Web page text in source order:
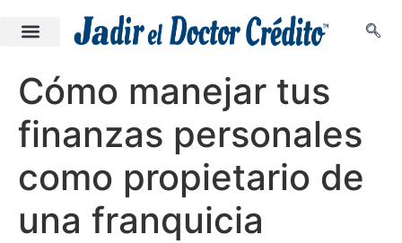
Cómo manejar tus
finanzas personales
como propietario de
una franquicia